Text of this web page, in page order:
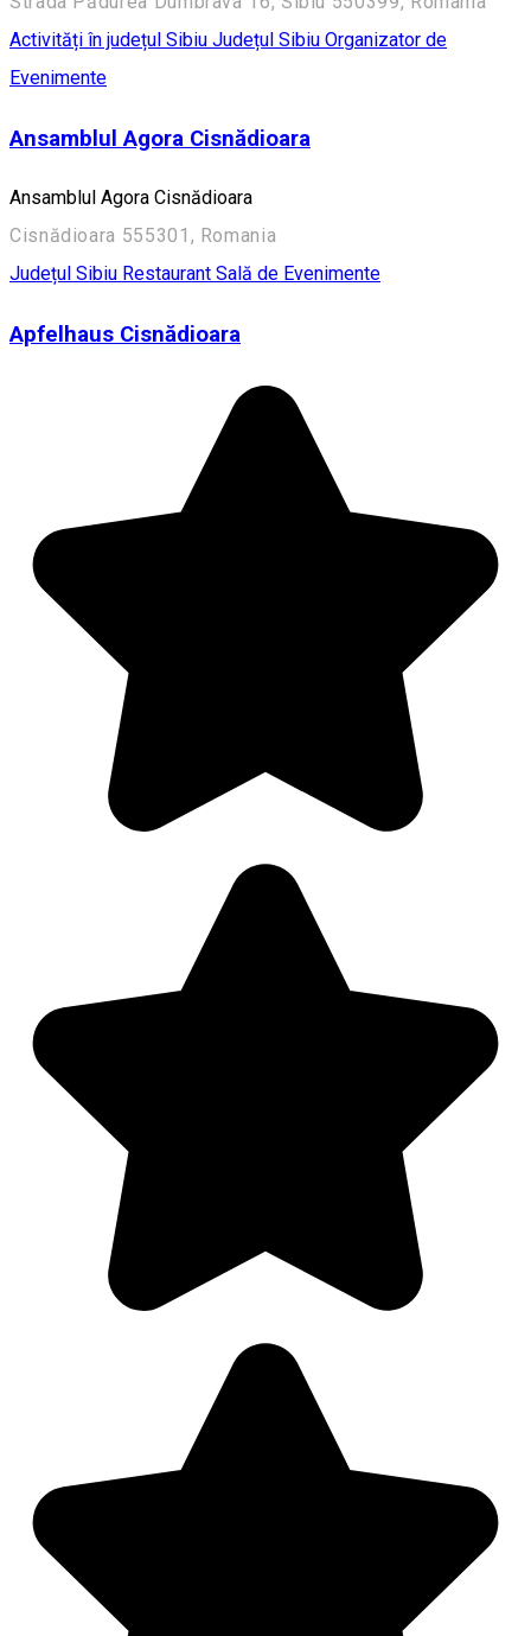
Activități în județul Sibiu Județul Sibiu Organizator de
Evenimente
Ansamblul Agora Cisnădioara
Ansamblul Agora Cisnădioara
Cisnădioara 555301, Romania
Județul Sibiu Restaurant Sală de Evenimente
Apfelhaus Cisnădioara